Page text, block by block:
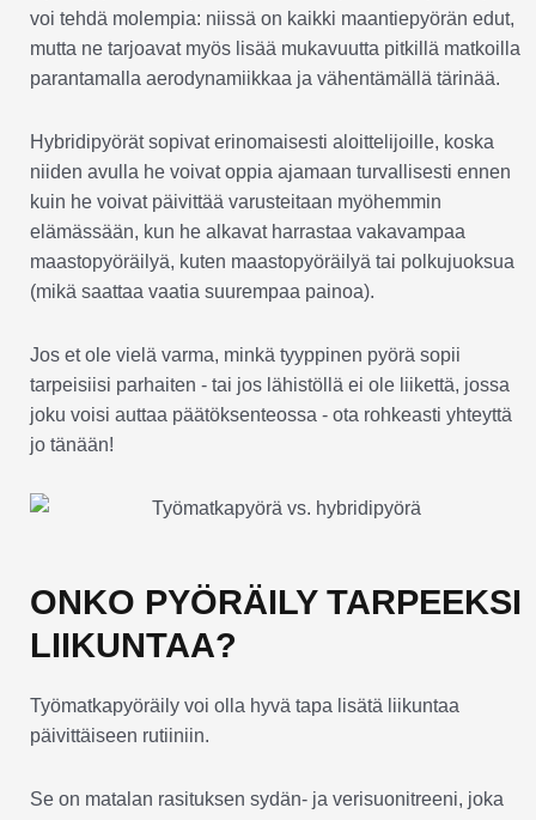
voi tehdä molempia: niissä on kaikki maantiepyörän edut,
mutta ne tarjoavat myös lisää mukavuutta pitkillä matkoilla
parantamalla aerodynamiikkaa ja vähentämällä tärinää.
Hybridipyörät sopivat erinomaisesti aloittelijoille, koska
niiden avulla he voivat oppia ajamaan turvallisesti ennen
kuin he voivat päivittää varusteitaan myöhemmin
elämässään, kun he alkavat harrastaa vakavampaa
maastopyöräilyä, kuten maastopyöräilyä tai polkujuoksua
(mikä saattaa vaatia suurempaa painoa).
Jos et ole vielä varma, minkä tyyppinen pyörä sopii
tarpeisiisi parhaiten - tai jos lähistöllä ei ole liikettä, jossa
joku voisi auttaa päätöksenteossa - ota rohkeasti yhteyttä
jo tänään!
ONKO PYÖRÄILY TARPEEKSI
LIIKUNTAA?
Työmatkapyöräily voi olla hyvä tapa lisätä liikuntaa
päivittäiseen rutiiniin.
Se on matalan rasituksen sydän- ja verisuonitreeni, joka